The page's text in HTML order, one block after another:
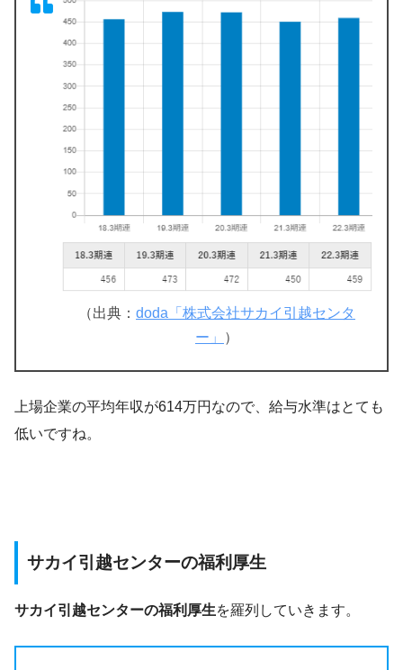
（出典： doda「株式会社サカイ引越センタ
ー」
）
上場企業の平均年収が614万円なので、給与水準はとても
低いですね。
サカイ引越センターの福利厚生
サカイ引越センターの福利厚生を羅列していきます。